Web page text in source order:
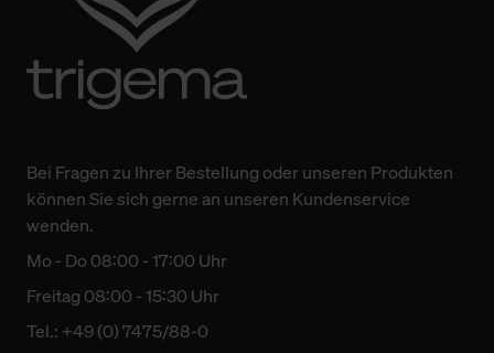
Bei Fragen zu Ihrer Bestellung oder unseren Produkten
können Sie sich gerne an unseren Kundenservice
wenden.
Mo - Do 08:00 - 17:00 Uhr
Freitag 08:00 - 15:30 Uhr
Tel.: +49 (0) 7475/88-0